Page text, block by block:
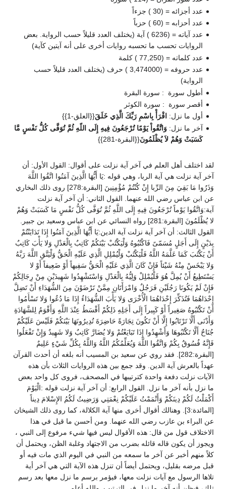
عدد أجزائه = (30 ) جزءاً
عدد أحزابه = (60 ) حزباً
عدد آياته = (6236 ) آية (يختلف العدد قليلاً حسب الرواية. بعض
الروايات تحسب ما تحسبه روايات أخرى على أنه آيتين كآية)
عدد كلماته = (77,250 ) كلمة
عدد حروفه = (3,474000 ) حرف (يختلف العدد قليلاً حسب
الرواية)
أطول سورة : سورة البقرة
أقصر سورة : سورة الكوثر
أول ما نزل: اقْرَأْ بِاسْمِ رَبِّكَ الَّذِي خَلَقَ{{العلق-1}}
آخر ما نزل:وَاتَّقُواْ يَوْمًا تُرْجَعُونَ فِيهِ إِلَى اللّهِ ثُمَّ تُوَفَّى كُلُّ نَفْسٍ مَّا
كَسَبَتْ وَهُمْ لاَ يُظْلَمُونَ{{البقرة-281}}
لقد اختلف أهل العلم في آخر آية نزلت على أقوال: القول الأول: أن
آخر آية نزلت هي آية الربا، وهي قوله :يَا أَيُّهَا الَّذِينَ آمَنُوا اتَّقُوا اللَّهَ
وَذَرُوا مَا بَقِيَ مِنَ الرِّبا إِنْ كُنْتُمْ مُؤْمِنِينَ [البقرة:278] روى ذلك البخاري
عن ابن عباس رضي الله عنهما. القول الثاني: أن آخر آية نزلت
آية:وَاتَّقُوا يَوْماً تُرْجَعُونَ فِيهِ إِلَى اللَّهِ ثُمَّ تُوَفَّى كُلُّ نَفْسٍ مَا كَسَبَتْ وَهُمْ
لا يُظْلَمُونَ [البقرة:281] رواه النسائي عن ابن عباس وسعيد بن جبير.
القول الثالث: أن آخر آية نزلت آية الدين:يَا أَيُّهَا الَّذِينَ آمَنُوا إِذَا تَدَايَنْتُمْ
بِدَيْنٍ إِلَى أَجَلٍ مُسَمّىً فَاكْتُبُوهُ وَلْيَكْتُبْ بَيْنَكُمْ كَاتِبٌ بِالْعَدْلِ وَلا يَأْبَ كَاتِبٌ
أَنْ يَكْتُبَ كَمَا عَلَّمَهُ اللَّهُ فَلْيَكْتُبْ وَلْيُمْلِلِ الَّذِي عَلَيْهِ الْحَقُّ وَلْيَتَّقِ اللَّهَ رَبَّهُ
وَلا يَبْخَسْ مِنْهُ شَيْئاً فَإِنْ كَانَ الَّذِي عَلَيْهِ الْحَقُّ سَفِيهاً أَوْ ضَعِيفاً أَوْ لا
يَسْتَطِيعُ أَنْ يُمِلَّ هُوَ فَلْيُمْلِلْ وَلِيُّهُ بِالْعَدْلِ وَاسْتَشْهِدُوا شَهِيدَيْنِ مِنْ رِجَالِكُمْ
فَإِنْ لَمْ يَكُونَا رَجُلَيْنِ فَرَجُلٌ وَامْرَأَتَانِ مِمَّنْ تَرْضَوْنَ مِنَ الشُّهَدَاءِ أَنْ تَضِلَّ
إِحْدَاهُمَا فَتُذَكِّرَ إِحْدَاهُمَا الْأُخْرَى وَلا يَأْبَ الشُّهَدَاءُ إِذَا مَا دُعُوا وَلا تَسْأَمُوا
أَنْ تَكْتُبُوهُ صَغِيراً أَوْ كَبِيراً إِلَى أَجَلِهِ ذَلِكُمْ أَقْسَطُ عِنْدَ اللَّهِ وَأَقْوَمُ لِلشَّهَادَةِ
وَأَدْنَى أَلَّا تَرْتَابُوا إِلَّا أَنْ تَكُونَ تِجَارَةً حَاضِرَةَ تُدِيرُونَهَا بَيْنَكُمْ فَلَيْسَ عَلَيْكُمْ
جُنَاحٌ أَلَّا تَكْتُبُوهَا وَأَشْهِدُوا إِذَا تَبَايَعْتُمْ وَلا يُضَارَّ كَاتِبٌ وَلا شَهِيدٌ وَإِنْ تَفْعَلُوا
فَإِنَّهُ فُسُوقٌ بِكُمْ وَاتَّقُوا اللَّهَ وَيُعَلِّمُكُمُ اللَّهُ وَاللَّهُ بِكُلِّ شَيْءٍ عَلِيمٌ
[البقرة:282]. فقد روي عن سعيد بن المسيب أنه بلغه أن أحدث القرآن
عهداً بالعرش آية الدين. وقد جمع بين هذه الروايات الثلاث بأن هذه
الآيات نزلت دفعة واحدة كترتيبها في المصحف، فروى كل واحد بعض
ما نزل بأنه آخر ما نزل. القول الرابع: أن آخر آية نزلت قوله :الْيَوْمَ
أَكْمَلْتُ لَكُمْ دِينَكُمْ وَأَتْمَمْتُ عَلَيْكُمْ نِعْمَتِي وَرَضِيتُ لَكُمُ الإِسْلامَ دِيناً
[المائدة:3]. وهنالك أقوال أخرى منها آية الكلالة، كما روى ذلك الشيخان
عن البراء بن عازب رضي الله عنهما. ومن أحسن ما قيل في هذا
الاختلاف قول من قال: هذه الأقوال ليس فيها شيء مرفوع إلى النبي ،
ويجوز أن يكون قاله قائله بضرب من الاجتهاد وغلبة الظن، ويحتمل أن
كلاً منهم أخبر عن آخر ما سمعه من النبي في اليوم الذي مات فيه أو
قبل مرضه بقليل، ويحتمل أيضاً أن تنزل هذه الآية التي هي آخر أية
تلاها الرسول مع آيات نزلت معها، فيؤمر برسم ما نزل معها بعد رسم